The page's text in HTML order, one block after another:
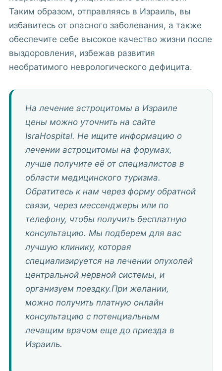
Таким образом, отправляясь в Израиль, вы
избавитесь от опасного заболевания, а также
обеспечите себе высокое качество жизни после
выздоровления, избежав развития
необратимого неврологического дефицита.
На лечение астроцитомы в Израиле
цены можно уточнить на сайте
IsraHospital. Не ищите информацию о
лечении астроцитомы на форумах,
лучше получите её от специалистов в
области медицинского туризма.
Обратитесь к нам через форму обратной
связи, через мессенджеры или по
телефону, чтобы получить бесплатную
консультацию. Мы подберем для вас
лучшую клинику, которая
специализируется на лечении опухолей
центральной нервной системы, и
организуем поездку.При желании,
можно получить платную онлайн
консультацию с потенциальным
лечащим врачом еще до приезда в
Израиль.